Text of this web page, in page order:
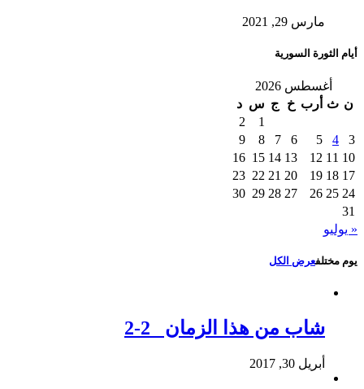
مارس 29, 2021
أيام الثورة السورية
أغسطس 2026
ن ث أرب خ ج س د
1
2
3
4
5
6
7
8
9
10
11
12
13
14
15
16
17
18
19
20
21
22
23
24
25
26
27
28
29
30
31
« يوليو
يوم مختلفعرض الكل
شاب من هذا الزمان 2-2
أبريل 30, 2017